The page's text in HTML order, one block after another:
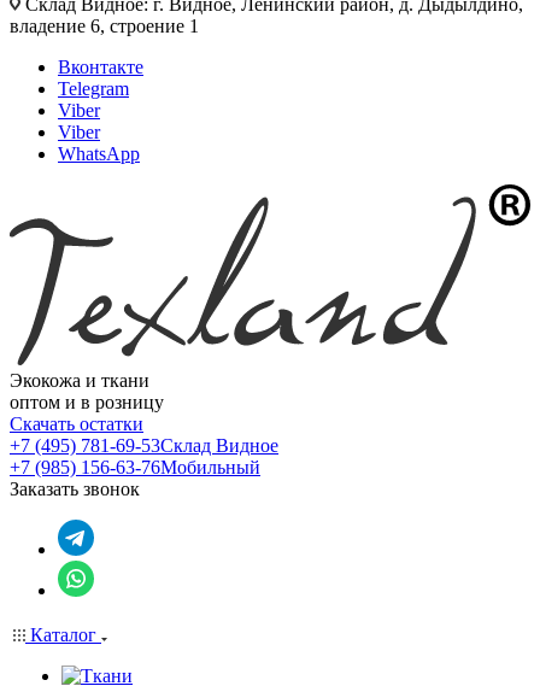
Склад Видное: г. Видное, Ленинский район, д. Дыдылдино,
владение 6, строение 1
Вконтакте
Telegram
Viber
Viber
WhatsApp
Экокожа и ткани
оптом и в розницу
Скачать остатки
+7 (495) 781-69-53Склад Видное
+7 (985) 156-63-76Мобильный
Заказать звонок
Каталог